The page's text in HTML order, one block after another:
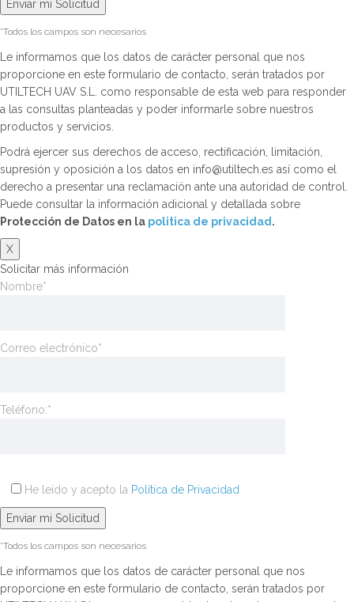
*Todos los campos son necesarios
Le informamos que los datos de carácter personal que nos
proporcione en este formulario de contacto, serán tratados por
UTILTECH UAV S.L. como responsable de esta web para responder
a las consultas planteadas y poder informarle sobre nuestros
productos y servicios.
Podrá ejercer sus derechos de acceso, rectificación, limitación,
supresión y oposición a los datos en info@utiltech.es así como el
derecho a presentar una reclamación ante una autoridad de control.
Puede consultar la información adicional y detallada sobre
Protección de Datos en la politica de privacidad .
X
Solicitar más información
Nombre*
Correo electrónico*
Teléfono:*
He leído y acepto la Política de Privacidad
*Todos los campos son necesarios
Le informamos que los datos de carácter personal que nos
proporcione en este formulario de contacto, serán tratados por